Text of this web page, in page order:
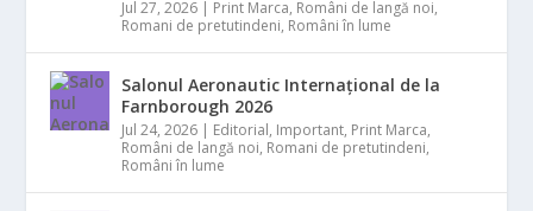
Jul 27, 2026 | Print Marca, Români de langă noi,
Romani de pretutindeni, Români în lume
Salonul Aeronautic Internațional de la
Farnborough 2026
Jul 24, 2026 | Editorial, Important, Print Marca,
Români de langă noi, Romani de pretutindeni,
Români în lume